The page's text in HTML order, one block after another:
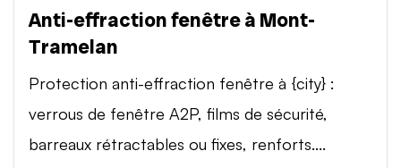
Anti-effraction fenêtre à Mont-
Tramelan
Protection anti-effraction fenêtre à {city} :
verrous de fenêtre A2P, films de sécurité,
barreaux rétractables ou fixes, renforts....